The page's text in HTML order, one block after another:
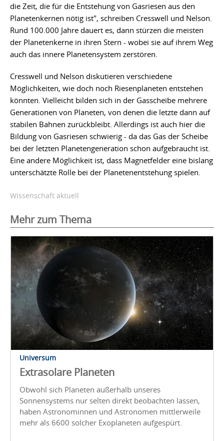
die Zeit, die für die Entstehung von Gasriesen aus den
Planetenkernen nötig ist", schreiben Cresswell und Nelson.
Rund 100.000 Jahre dauert es, dann stürzen die meisten
der Planetenkerne in ihren Stern - wobei sie auf ihrem Weg
auch das innere Planetensystem zerstören.
Cresswell und Nelson diskutieren verschiedene
Möglichkeiten, wie doch noch Riesenplaneten entstehen
könnten. Vielleicht bilden sich in der Gasscheibe mehrere
Generationen von Planeten, von denen die letzte dann auf
stabilen Bahnen zurückbleibt. Allerdings ist auch hier die
Bildung von Gasriesen schwierig - da das Gas der Scheibe
bei der letzten Planetengeneration schon aufgebraucht ist.
Eine andere Möglichkeit ist, dass Magnetfelder eine bislang
unterschätzte Rolle bei der Planetenentstehung spielen.
Wissenschaft aktuell
Mehr zum Thema
Universum
Extrasolare Planeten
Obwohl sich Planeten außerhalb unseres
Sonnensystems nur selten direkt beobachten lassen,
haben Astronominnen und Astronomen mittlerweile
mehr als 6600 solcher Exoplaneten aufgespürt.